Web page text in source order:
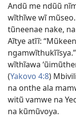
Andũ me ndũũ
wĩthĩwe wĩ
tũneenae nake,
Aĩtye atĩĩ:
wĩthĩawa
(Yakovo 4:8)
na onthe ala
witũ vamwe na
na kũmũvoya.